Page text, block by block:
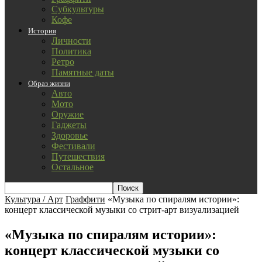
Субкультуры
Кофе
История
Личности
Политика
Ретро
Памятные даты
Образ жизни
Авто
Мото
Оружие
Гаджеты
Здоровье
Фестивали
Путешествия
Остальное
Культура / Арт Граффити «Музыка по спиралям истории»:
концерт классической музыки со стрит-арт визуализацией
«Музыка по спиралям истории»:
концерт классической музыки со